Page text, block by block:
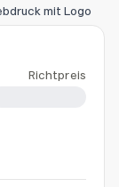
Richtpreis
mit Logo